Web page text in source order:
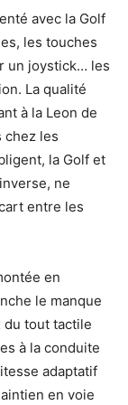
avec la Golf
les touches
un joystick… les
La qualité
à la Leon de
chez les
la Golf et
ne
entre les
en
le manque
du tout tactile
à la conduite
adaptatif
en voie